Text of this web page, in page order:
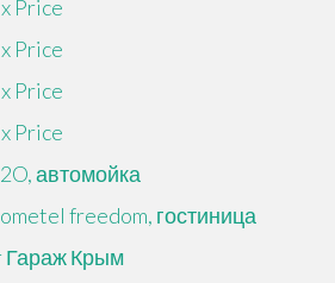
Price
Price
Price
Price
автомойка
freedom, гостиница
Гараж Крым